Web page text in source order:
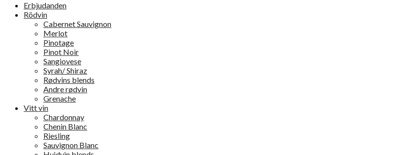
Erbjudanden
Rödvin
Cabernet Sauvignon
Merlot
Pinotage
Pinot Noir
Sangiovese
Syrah/ Shiraz
Rødvins blends
Andre rødvin
Grenache
Vitt vin
Chardonnay
Chenin Blanc
Riesling
Sauvignon Blanc